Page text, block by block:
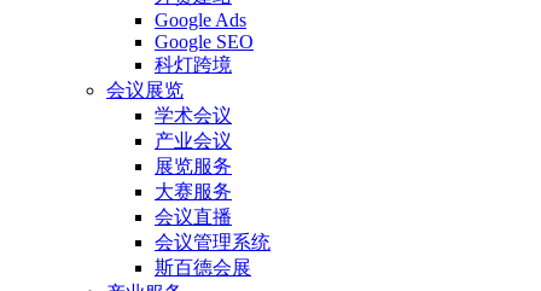
Google Ads
Google SEO
科灯跨境
会议展览
学术会议
产业会议
展览服务
大赛服务
会议直播
会议管理系统
斯百德会展